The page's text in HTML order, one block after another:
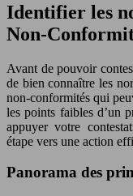
Identifier les
Non-
Avant de pouvoir
de bien connaître les
non-conformités qui
les points faibles d’un
appuyer votre
étape vers une action
Panorama des